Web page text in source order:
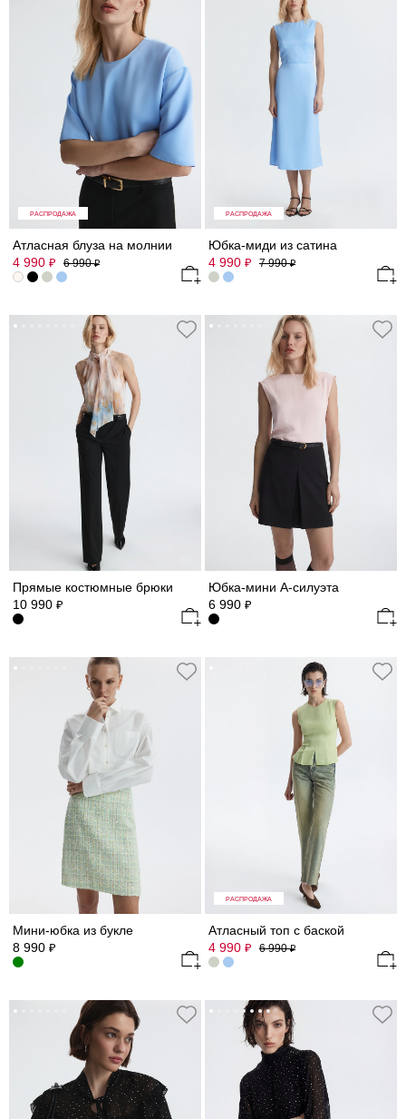
РАСПРОДАЖА
Атласная блуза на молнии
4 990 ₽ 6 990₽
РАСПРОДАЖА
Юбка-миди из сатина
4 990 ₽ 7 990₽
Прямые костюмные брюки
10 990 ₽
Юбка-мини А-силуэта
6 990 ₽
Мини-юбка из букле
8 990 ₽
РАСПРОДАЖА
Атласный топ с баской
4 990 ₽ 6 990₽